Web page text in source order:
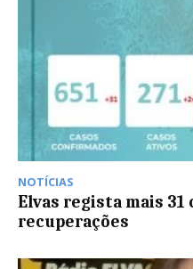
NOTÍCIAS
Elvas regista mais 31
recuperações